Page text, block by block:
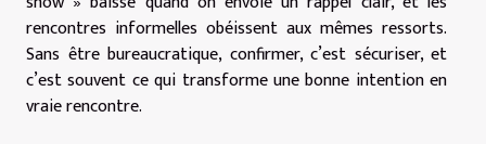
rencontres informelles obéissent aux mêmes ressorts.
Sans être bureaucratique, confirmer, c’est sécuriser, et
c’est souvent ce qui transforme une bonne intention en
vraie rencontre.